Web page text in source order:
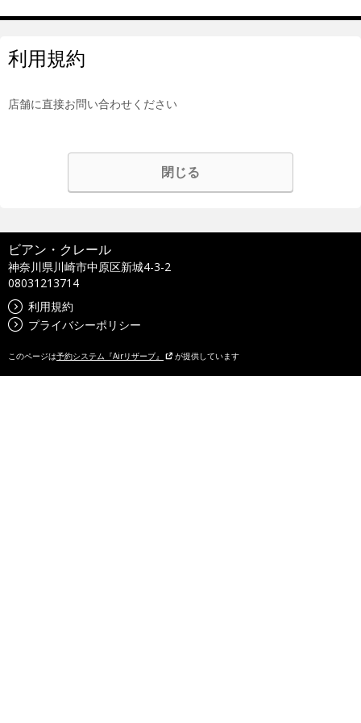
利用規約
店舗に直接お問い合わせください
閉じる
ビアン・クレール
神奈川県川崎市中原区新城4-3-2
08031213714
利用規約
プライバシーポリシー
このページは予約システム『Airリザーブ』 が提供しています